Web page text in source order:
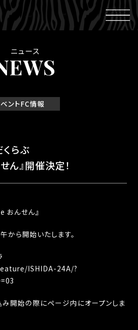
ニュース
ントFC情報
らぶ
ん』開催決定！
おんせん』
午から開始いたします。
ISHIDA-24A/?
開始の際にページ内にオープンしま